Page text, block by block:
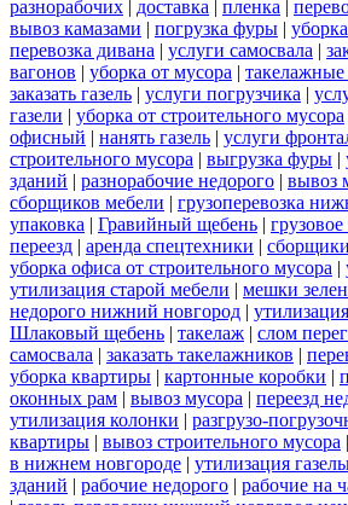
разнорабочих | доставка | пленка |
вывоз камазами | погрузка фуры | уборка
перевозка дивана | услуги самосвала |
вагонов | уборка от мусора |
заказать газель | услуги погрузчика |
газели | уборка от строительного мусора
офисный | нанять газель | услуги
строительного мусора | выгрузка фуры |
зданий | разнорабочие недорого | вывоз
сборщиков мебели | грузоперевозка
упаковка | Гравийный щебень | грузовое
переезд | аренда спецтехники |
уборка офиса от строительного мусора |
утилизация старой мебели | мешки
недорого нижний новгород |
Шлаковый щебень | такелаж | слом
самосвала | заказать такелажников |
уборка квартиры | картонные коробки |
оконных рам | вывоз мусора | переезд
утилизация колонки | разгрузо-
квартиры | вывоз строительного мусора |
в нижнем новгороде | утилизация
зданий | рабочие недорого | рабочие на